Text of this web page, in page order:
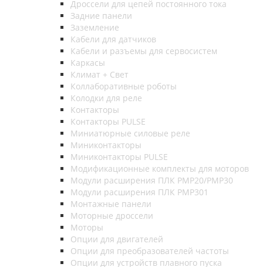
Дроссели для цепей постоянного тока
Задние панели
Заземление
Кабели для датчиков
Кабели и разъемы для сервосистем
Каркасы
Климат + Свет
Коллаборативные роботы
Колодки для реле
Контакторы
Контакторы PULSE
Миниатюрные силовые реле
Миниконтакторы
Миниконтакторы PULSE
Модификационные комплекты для моторов
Модули расширения ПЛК PMP20/PMP30
Модули расширения ПЛК PMP301
Монтажные панели
Моторные дроссели
Моторы
Опции для двигателей
Опции для преобразователей частоты
Опции для устройств плавного пуска